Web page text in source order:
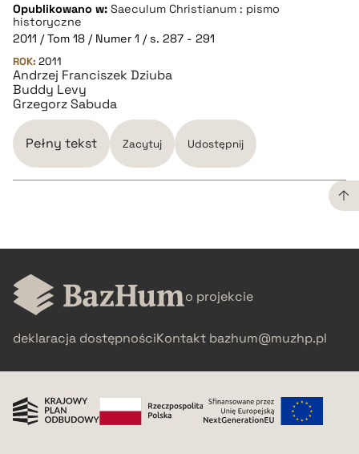
Opublikowano w: Saeculum Christianum : pismo
historyczne
2011 / Tom 18 / Numer 1 / s. 287 - 291
ROK: 2011
Andrzej Franciszek Dziuba
Buddy Levy
Grzegorz Sabuda
Pełny tekst Zacytuj Udostępnij
pobierz cytat
pobierz cytat
o projekcie
deklaracja dostępnościKontakt bazhum@muzhp.pl